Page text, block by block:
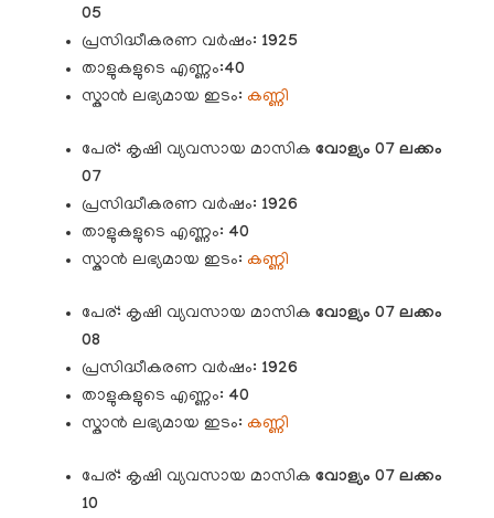
05
പ്രസിദ്ധീകരണ വർഷം: 1925
താളുകളുടെ എണ്ണം:40
സ്കാൻ ലഭ്യമായ ഇടം: കണ്ണി
പേര്: കൃഷി വ്യവസായ മാസിക വോള്യം 07 ലക്കം
07
പ്രസിദ്ധീകരണ വർഷം: 1926
താളുകളുടെ എണ്ണം: 40
സ്കാൻ ലഭ്യമായ ഇടം: കണ്ണി
പേര്: കൃഷി വ്യവസായ മാസിക വോള്യം 07 ലക്കം
08
പ്രസിദ്ധീകരണ വർഷം: 1926
താളുകളുടെ എണ്ണം: 40
സ്കാൻ ലഭ്യമായ ഇടം: കണ്ണി
പേര്: കൃഷി വ്യവസായ മാസികവോള്യം 07 ലക്കം
10